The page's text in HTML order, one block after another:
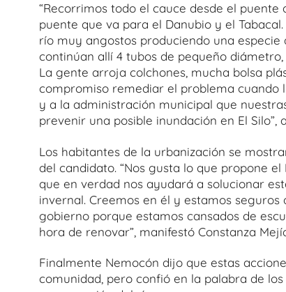
“Recorrimos todo el cauce desde el
puente que va para el Danubio y el
río muy angostos produciendo una
continúan allí 4 tubos de pequeño
La gente arroja colchones, mucha bolsa
compromiso remediar el problema cuando
y a la administración municipal que
prevenir una posible inundación en El Silo”,
Los habitantes de la urbanización se
del candidato. “Nos gusta lo que propone
que en verdad nos ayudará a solucionar
invernal. Creemos en él y estamos
gobierno porque estamos cansados de
hora de renovar”, manifestó Constanza
Finalmente Nemocón dijo que estas
comunidad, pero confió en la palabra de